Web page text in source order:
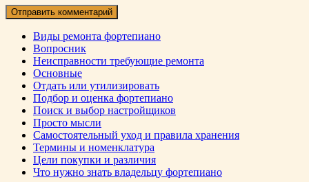
Виды ремонта фортепиано
Вопросник
Неисправности требующие ремонта
Основные
Отдать или утилизировать
Подбор и оценка фортепиано
Поиск и выбор настройщиков
Просто мысли
Самостоятельный уход и правила хранения
Термины и номенклатура
Цели покупки и различия
Что нужно знать владельцу фортепиано